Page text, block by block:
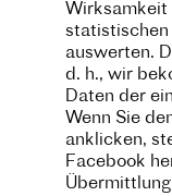
Wirksamkeit
statistischen
auswerten.
d. h., wir
Daten der
Wenn Sie
anklicken,
Facebook